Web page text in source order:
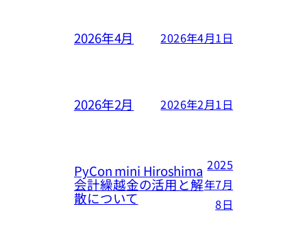
2026年4月 2026年4月1日
2026年2月 2026年2月1日
PyCon mini Hiroshima
会計繰越金の活用と解
散について
2025
年7月
8日